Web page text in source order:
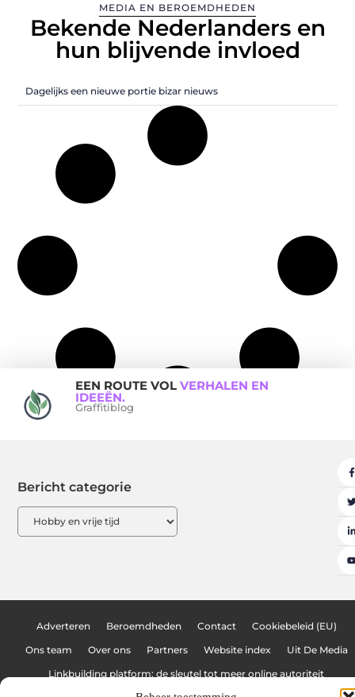
MEDIA EN BEROEMDHEDEN
Bekende Nederlanders en
hun blijvende invloed
Dagelijks een nieuwe portie bizar nieuws
EEN ROUTE VOL VERHALEN EN
IDEEËN.
Graffitiblog
Bericht categorie
Adverteren Beroemdheden Contact Cookiebeleid (EU)
Ons team Over ons Partners Website index Uit De Media
Linkbuilding platform: de sleutel tot meer online autoriteit